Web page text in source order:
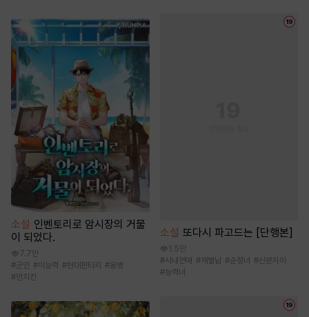
소설 인벤토리로 암시장의 거물
이 되었다.
7.7만
#군인 #이능력 #현대판타지 #용병
#먼치킨
소설 또다시 파고드는 [단행본]
1.5만
#사내연애 #재벌남 #순정녀 #신분차이
#능력녀